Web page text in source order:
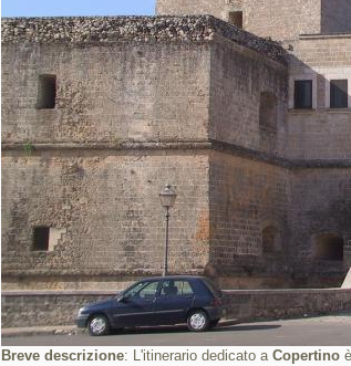
Breve descrizione: L'itinerario dedicato a Copertino